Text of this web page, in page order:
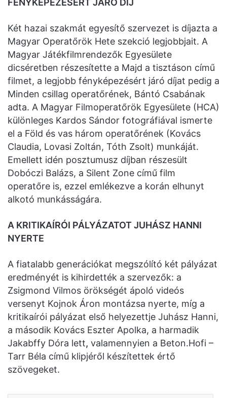
Két hazai szakmát egyesítő szervezet is díjazta a
Magyar Operatőrök Hete szekció legjobbjait. A
Magyar Játékfilmrendezők Egyesülete
dicséretben részesítette a Majd a tisztáson című
filmet, a legjobb fényképezésért járó díjat pedig a
Minden csillag operatőrének, Bántó Csabának
adta. A Magyar Filmoperatőrök Egyesülete (HCA)
különleges Kardos Sándor fotográfiával ismerte
el a Föld és vas három operatőrének (Kovács
Claudia, Lovasi Zoltán, Tóth Zsolt) munkáját.
Emellett idén posztumusz díjban részesült
Dobóczi Balázs, a Silent Zone című film
operatőre is, ezzel emlékezve a korán elhunyt
alkotó munkásságára.
A KRITIKAÍRÓI PÁLYÁZATOT JUHÁSZ HANNI
NYERTE
A fiatalabb generációkat megszólító két pályázat
eredményét is kihirdették a szervezők: a
Zsigmond Vilmos örökségét ápoló videós
versenyt Kojnok Áron montázsa nyerte, míg a
kritikaírói pályázat első helyezettje Juhász Hanni,
a második Kovács Eszter Apolka, a harmadik
Jakabffy Dóra lett, valamennyien a Beton.Hofi –
Tarr Béla című klipjéről készítettek értő
szövegeket.